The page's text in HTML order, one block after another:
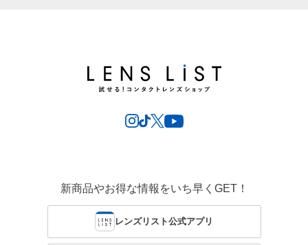
新商品やお得な情報をいち早くGET！
レンズリスト公式アプリ